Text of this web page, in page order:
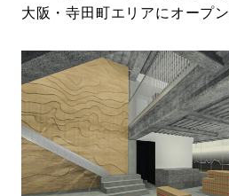
大阪・寺田町エリアにオープン